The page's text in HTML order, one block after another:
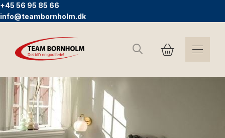
+45 56 95 85 66
info@teambornholm.dk
Suchen